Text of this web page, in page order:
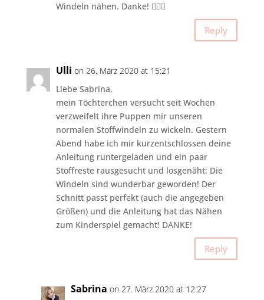
Windeln nähen. Danke! 👍🏻😁
Reply
Ulli on 26. März 2020 at 15:21
Liebe Sabrina,
mein Töchterchen versucht seit Wochen
verzweifelt ihre Puppen mir unseren
normalen Stoffwindeln zu wickeln. Gestern
Abend habe ich mir kurzentschlossen deine
Anleitung runtergeladen und ein paar
Stoffreste rausgesucht und losgenäht: Die
Windeln sind wunderbar geworden! Der
Schnitt passt perfekt (auch die angegeben
Größen) und die Anleitung hat das Nähen
zum Kinderspiel gemacht! DANKE!
Reply
Sabrina on 27. März 2020 at 12:27